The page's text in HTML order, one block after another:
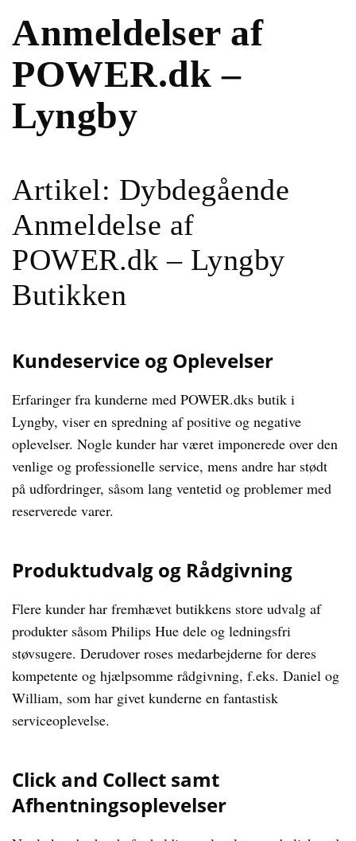
Anmeldelser af
POWER.dk –
Lyngby
Artikel: Dybdegående
Anmeldelse af
POWER.dk – Lyngby
Butikken
Kundeservice og Oplevelser
Erfaringer fra kunderne med POWER.dks butik i
Lyngby, viser en spredning af positive og negative
oplevelser. Nogle kunder har været imponerede over den
venlige og professionelle service, mens andre har stødt
på udfordringer, såsom lang ventetid og problemer med
reserverede varer.
Produktudvalg og Rådgivning
Flere kunder har fremhævet butikkens store udvalg af
produkter såsom Philips Hue dele og ledningsfri
støvsugere. Derudover roses medarbejderne for deres
kompetente og hjælpsomme rådgivning, f.eks. Daniel og
William, som har givet kunderne en fantastisk
serviceoplevelse.
Click and Collect samt
Afhentningsoplevelser